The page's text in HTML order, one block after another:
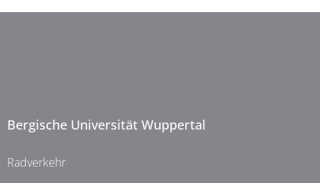
Bergische Universität Wuppertal
Radverkehr